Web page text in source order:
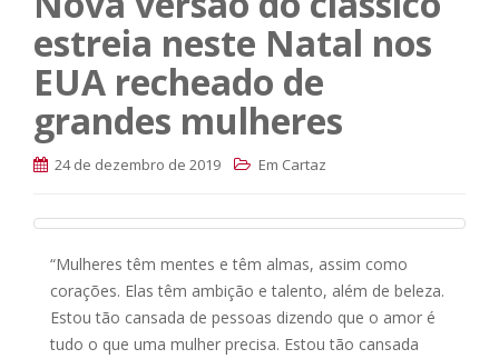
estreia neste Natal nos
EUA recheado de
grandes mulheres
24 de dezembro de 2019 Em Cartaz
“Mulheres têm mentes e têm almas, assim como
corações. Elas têm ambição e talento, além de beleza.
Estou tão cansada de pessoas dizendo que o amor é
tudo o que uma mulher precisa. Estou tão cansada